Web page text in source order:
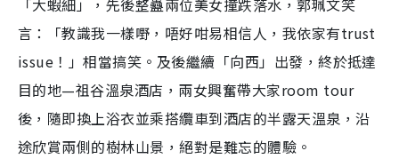
「大蝦細」，先後整蠱兩位美女撞跌落水，郭珮文笑
言：「教識我一樣嘢，唔好咁易相信人，我依家有trust
issue！」相當搞笑。及後繼續「向西」出發，終於抵達
目的地—祖谷溫泉酒店，兩女興奮帶大家room tour
後，隨即換上浴衣並乘搭纜車到酒店的半露天溫泉，沿
途欣賞兩側的樹林山景，絕對是難忘的體驗。